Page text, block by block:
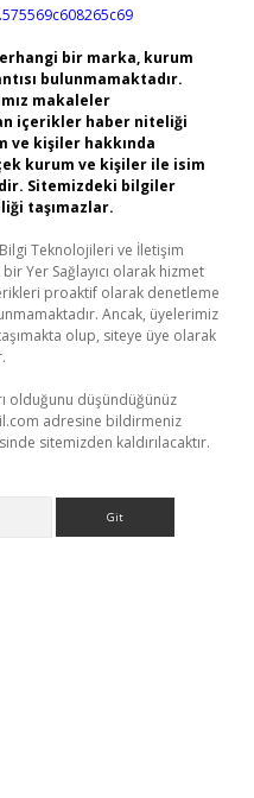
bir marka, kurum
bulunmamaktadır.
makaleler
içerikler haber niteliği
ve kişiler hakkında
kurum ve kişiler ile isim
Sitemizdeki bilgiler
taşımazlar.
Bilgi Teknolojileri ve İletişim
Yer Sağlayıcı olarak hizmet
proaktif olarak denetleme
Ancak, üyelerimiz
olup, siteye üye olarak
olduğunu düşündüğünüz
adresine bildirmeniz
sitemizden kaldırılacaktır.